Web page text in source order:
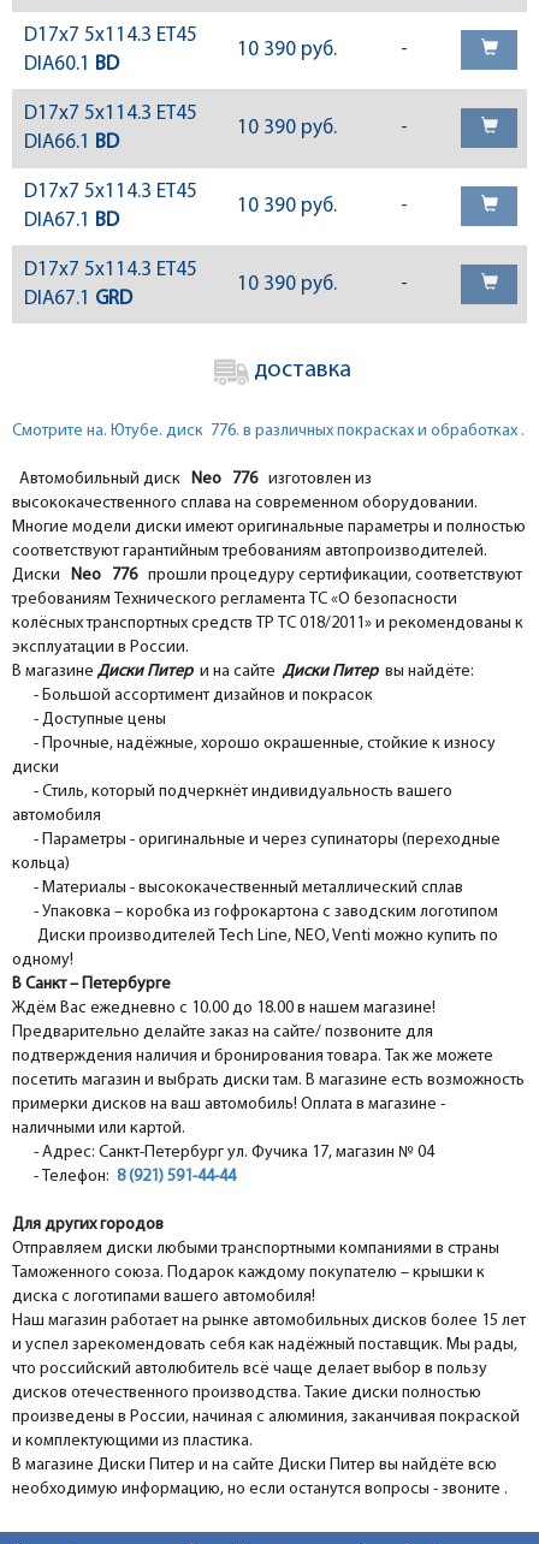
D17x7 5x114.3 ET45
DIA60.1 BD
10 390 руб. -
D17x7 5x114.3 ET45
DIA66.1 BD
10 390 руб. -
D17x7 5x114.3 ET45
DIA67.1 BD
10 390 руб. -
D17x7 5x114.3 ET45
DIA67.1 GRD
10 390 руб. -
доставка
Смотрите на. Ютубе. диск 776. в различных покрасках и обработках .
Автомобильный диск Neo 776 изготовлен из
высококачественного сплава на современном оборудовании.
Многие модели диски имеют оригинальные параметры и полностью
соответствуют гарантийным требованиям автопроизводителей.
Диски Neo 776 прошли процедуру сертификации, соответствуют
требованиям Технического регламента ТС «О безопасности
колёсных транспортных средств ТР ТС 018/2011» и рекомендованы к
эксплуатации в России.
В магазине Диски Питер и на сайте Диски Питер вы найдёте:
- Большой ассортимент дизайнов и покрасок
- Доступные цены
- Прочные, надёжные, хорошо окрашенные, стойкие к износу
диски
- Стиль, который подчеркнёт индивидуальность вашего
автомобиля
- Параметры - оригинальные и через супинаторы (переходные
кольца)
- Материалы - высококачественный металлический сплав
- Упаковка – коробка из гофрокартона с заводским логотипом
Диски производителей Tech Line, NEO, Venti можно купить по
одному!
В Санкт – Петербурге
Ждём Вас ежедневно с 10.00 до 18.00 в нашем магазине!
Предварительно делайте заказ на сайте/ позвоните для
подтверждения наличия и бронирования товара. Так же можете
посетить магазин и выбрать диски там. В магазине есть возможность
примерки дисков на ваш автомобиль! Оплата в магазине -
наличными или картой.
- Адрес: Санкт-Петербург ул. Фучика 17, магазин № 04
- Телефон: 8 (921) 591-44-44
Для других городов
Отправляем диски любыми транспортными компаниями в страны
Таможенного союза. Подарок каждому покупателю – крышки к
диска с логотипами вашего автомобиля!
Наш магазин работает на рынке автомобильных дисков более 15 лет
и успел зарекомендовать себя как надёжный поставщик. Мы рады,
что российский автолюбитель всё чаще делает выбор в пользу
дисков отечественного производства. Такие диски полностью
произведены в России, начиная с алюминия, заканчивая покраской
и комплектующими из пластика.
В магазине Диски Питер и на сайте Диски Питер вы найдёте всю
необходимую информацию, но если останутся вопросы - звоните .